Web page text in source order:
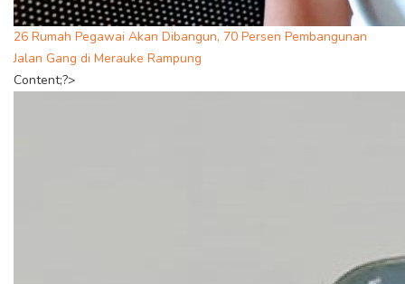
26 Rumah Pegawai Akan Dibangun, 70 Persen Pembangunan
Jalan Gang di Merauke Rampung
Content;?>